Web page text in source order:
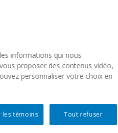
informations qui nous
proposer des contenus vidéo,
personnaliser votre choix en
Tout refuser
les témoins